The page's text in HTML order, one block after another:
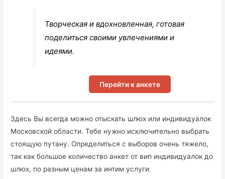
Творческая и вдохновленная, готовая
поделиться своими увлечениями и
идеями.
Перейти к анкете
Здесь Вы всегда можно отыскать шлюх или индивидуалок
Московской области. Тебе нужно исключительно выбрать
стоящую путану. Определиться с выборов очень тяжело,
так как большое количество анкет от вип индивидуалок до
шлюх, по разным ценам за интим услуги.